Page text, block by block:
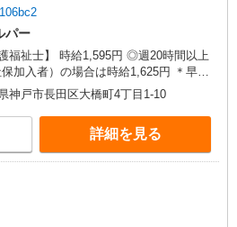
パー
時給1,595円 ◎週20時間以上
加入者）の場合は時給1,625円 ＊早朝
、18:00〜）：時給1,994円〜 ＊日曜
【実務者研修・初任者研修
級）】 時給1,515円 ◎週20時間
社保加入者）の場合は時給1,545円 ＊
〜8:00、18:00〜）：時給1,894円〜 ＊
神戸市長田区大橋町4丁目1-10
詳細を見る